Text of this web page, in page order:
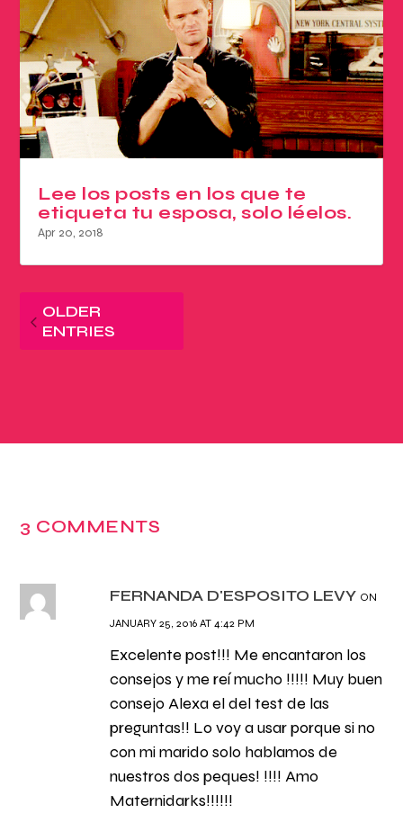
Lee los posts en los que te
etiqueta tu esposa, solo léelos.
Apr 20, 2018
OLDER
ENTRIES
3 COMMENTS
FERNANDA D'ESPOSITO LEVY ON
JANUARY 25, 2016 AT 4:42 PM
Excelente post!!! Me encantaron los
consejos y me reí mucho !!!!! Muy buen
consejo Alexa el del test de las
preguntas!! Lo voy a usar porque si no
con mi marido solo hablamos de
nuestros dos peques! !!!! Amo
Maternidarks!!!!!!